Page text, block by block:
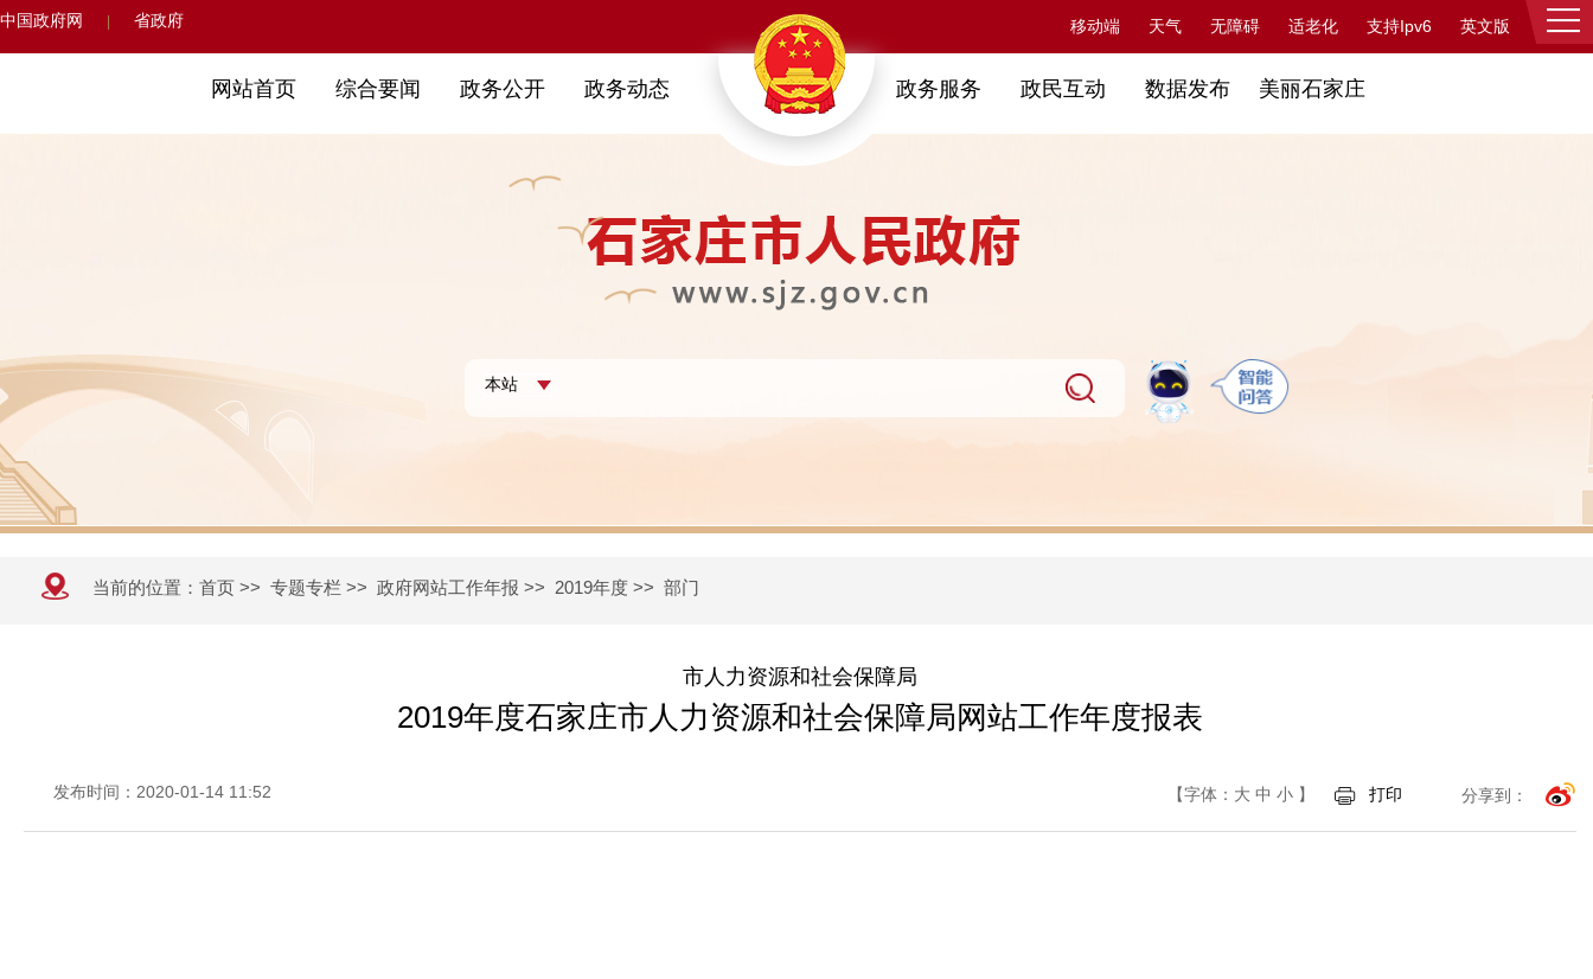
中国政府网 省政府 移动端 天气 无障碍 适老化 支持Ipv6 英文版 登录
网站首页 综合要闻 政务公开 政务动态 政务服务 政民互动 数据发布 美丽石家庄
当前的位置： 首页 >> 专题专栏 >> 政府网站工作年报 >> 2019年度 >> 部门
市人力资源和社会保障局
2019年度石家庄市人力资源和社会保障局网站工作年度报表
发布时间：2020-01-14 11:52 【字体： 大 中 小 】 打印 分享到：